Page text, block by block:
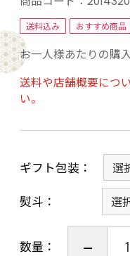
やや淡麗 お奨め
をつけて
2.英勲 純米酒 古都
商品名(かな):えい
米(京都府産・祝)
米歩合:70% アル
口、普通 お奨めの
をつけて
送料込み おすすめ商品
お一人様あたりの購
送料や店舗概要につ
い。
ギフト包装
熨斗
数量：